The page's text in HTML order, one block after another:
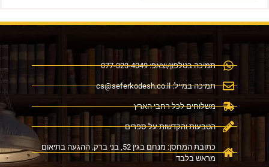
תמיכה בטלפון/וצאפ: 077-323-4049
תמיכה במייל:cs@seferkodesh.co.il
משלוחים לכל רחבי הארץ
הטבעות והקדשות על ספרים
כתובת המחסן: מנחם בגין 52, בני ברק. ההגעה בתיאום
מראש בלבד